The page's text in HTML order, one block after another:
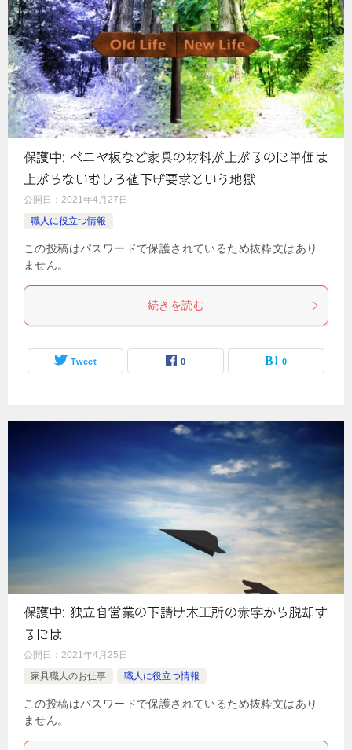
保護中: ベニヤ板など家具の材料が上がるのに単価は
上がらないむしろ値下げ要求という地獄
公開日： 2021年4月27日
職人に役立つ情報
この投稿はパスワードで保護されているため抜粋文はあり
ません。
続きを読む
Tweet 0 0
保護中: 独立自営業の下請け木工所の赤字から脱却す
るには
公開日： 2021年4月25日
家具職人のお仕事
職人に役立つ情報
この投稿はパスワードで保護されているため抜粋文はあり
ません。